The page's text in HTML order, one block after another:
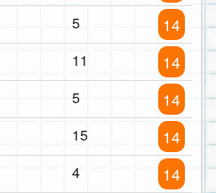
5 14
11 14
5 14
15 14
4 14